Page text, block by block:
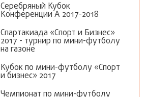
Серебряный Кубок
Конференции А 2017-2018
Спартакиада «Спорт и Бизнес»
2017 - турнир по мини-футболу
на газоне
Кубок по мини-футболу «Спорт
и бизнес» 2017
Чемпионат по мини-футболу